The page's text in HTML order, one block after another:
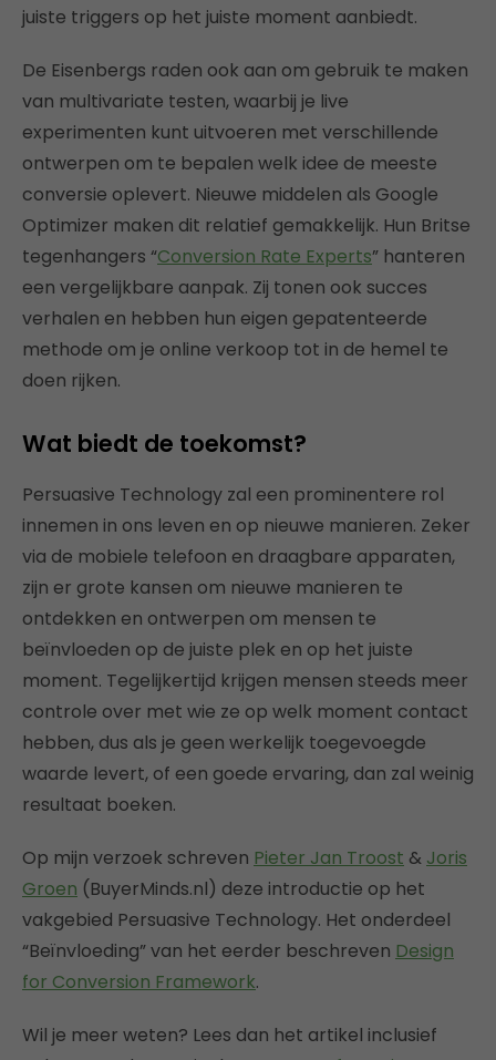
juiste triggers op het juiste moment aanbiedt.
De Eisenbergs raden ook aan om gebruik te maken
van multivariate testen, waarbij je live
experimenten kunt uitvoeren met verschillende
ontwerpen om te bepalen welk idee de meeste
conversie oplevert. Nieuwe middelen als Google
Optimizer maken dit relatief gemakkelijk. Hun Britse
tegenhangers “Conversion Rate Experts” hanteren
een vergelijkbare aanpak. Zij tonen ook succes
verhalen en hebben hun eigen gepatenteerde
methode om je online verkoop tot in de hemel te
doen rijken.
Wat biedt de toekomst?
Persuasive Technology zal een prominentere rol
innemen in ons leven en op nieuwe manieren. Zeker
via de mobiele telefoon en draagbare apparaten,
zijn er grote kansen om nieuwe manieren te
ontdekken en ontwerpen om mensen te
beïnvloeden op de juiste plek en op het juiste
moment. Tegelijkertijd krijgen mensen steeds meer
controle over met wie ze op welk moment contact
hebben, dus als je geen werkelijk toegevoegde
waarde levert, of een goede ervaring, dan zal weinig
resultaat boeken.
Op mijn verzoek schreven Pieter Jan Troost & Joris
Groen (BuyerMinds.nl) deze introductie op het
vakgebied Persuasive Technology. Het onderdeel
“Beïnvloeding” van het eerder beschreven Design
for Conversion Framework.
Wil je meer weten? Lees dan het artikel inclusief